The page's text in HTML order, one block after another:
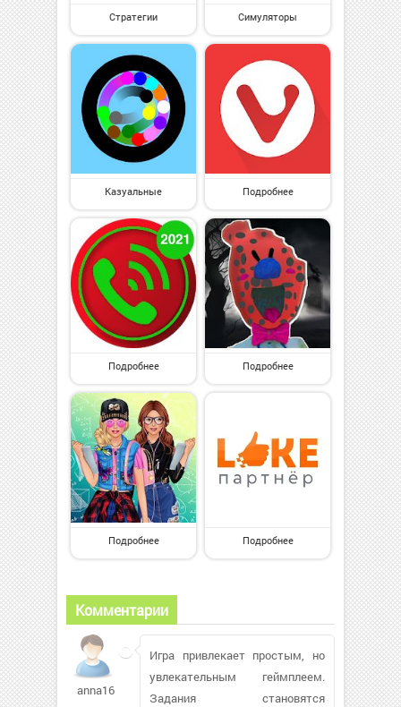
Стратегии Симуляторы
Казуальные Подробнее
Подробнее Подробнее
Подробнее Подробнее
Комментарии
anna16105990
Игра привлекает простым, но
увлекательным геймплеем.
Задания становятся